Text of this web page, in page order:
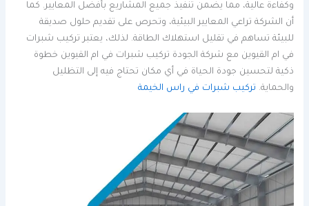
وكفاءة عالية، مما يضمن تنفيذ جميع المشاريع بأفضل المعايير. كما
أن الشركة تراعي المعايير البيئية، وتحرص على تقديم حلول صديقة
للبيئة تساهم في تقليل استهلاك الطاقة. لذلك، يعتبر تركيب شبرات
في ام القيوين مع شركة الجودة تركيب شبرات في ام القيوين خطوة
ذكية لتحسين جودة الحياة في أي مكان تحتاج فيه إلى التظليل
والحماية. تركيب شبرات في راس الخيمة